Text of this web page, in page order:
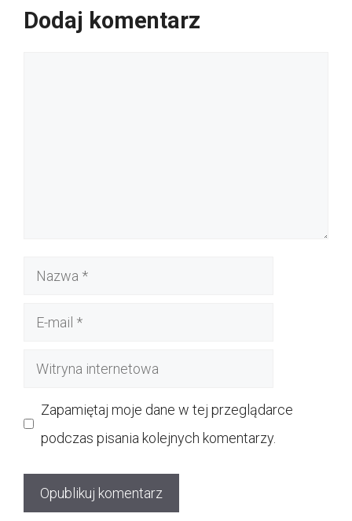
Dodaj komentarz
Nazwa
Witryna
Zapamiętaj moje dane w tej przeglądarce
podczas pisania kolejnych komentarzy.